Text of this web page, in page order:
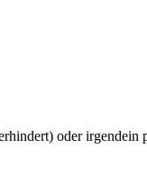
oder irgendein